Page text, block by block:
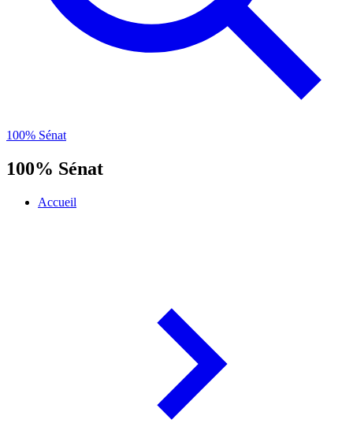
100% Sénat
100% Sénat
Accueil